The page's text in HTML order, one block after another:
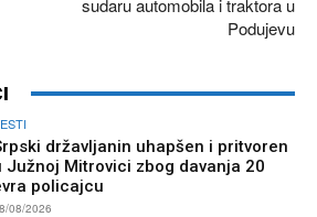
sudaru automobila i traktora u
Podujevu
državljanin uhapšen i pritvoren
Južnoj Mitrovici zbog davanja 20
policajcu
08/2026